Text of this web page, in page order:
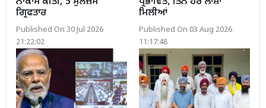
ਗ੍ਰਿਫਤਾਰ
Published On 30 Jul 2026
21:22:02
ਮਿਲੀਆਂ
Published On 03 Aug 2026
11:17:48